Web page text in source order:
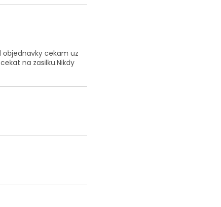
objednavky cekam uz
na zasilku.Nikdy